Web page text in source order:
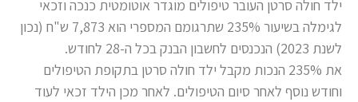
ילד חולה סרטן העובר טיפולים מוגדר אוטומטית כנכה וזכאי
לגימלה בשיעור 235% שתרגומם המספרי הוא 7,873 ש"ח (נכון
לשנת 2023) הנכנסים לחשבון הבנק בכל ה-28 לחודש.
את 235% הנכות מקבל ילד חולה סרטן בתקופת הטיפולים
וחודש נוסף לאחר סיום הטיפולים. לאחר מכן הילד זכאי לעוד